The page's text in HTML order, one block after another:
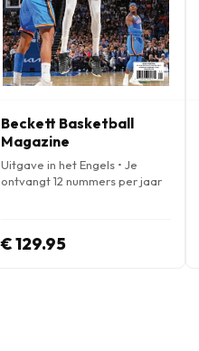
Beckett Basketball
Magazine
Uitgave in het Engels • Je
ontvangt 12 nummers per jaar
€ 129.95